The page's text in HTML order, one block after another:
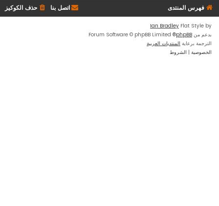
فهرس المنتدى حذف الكوكيز اتصل بنا
Flat Style by
Ian Bradley
بدعم من phpBB
® Forum Software © phpBB Limited
الترجمة برعاية المنتديات العربية
الخصوصية | الشروط